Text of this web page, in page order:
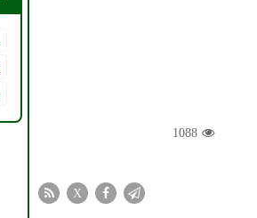
1088
X